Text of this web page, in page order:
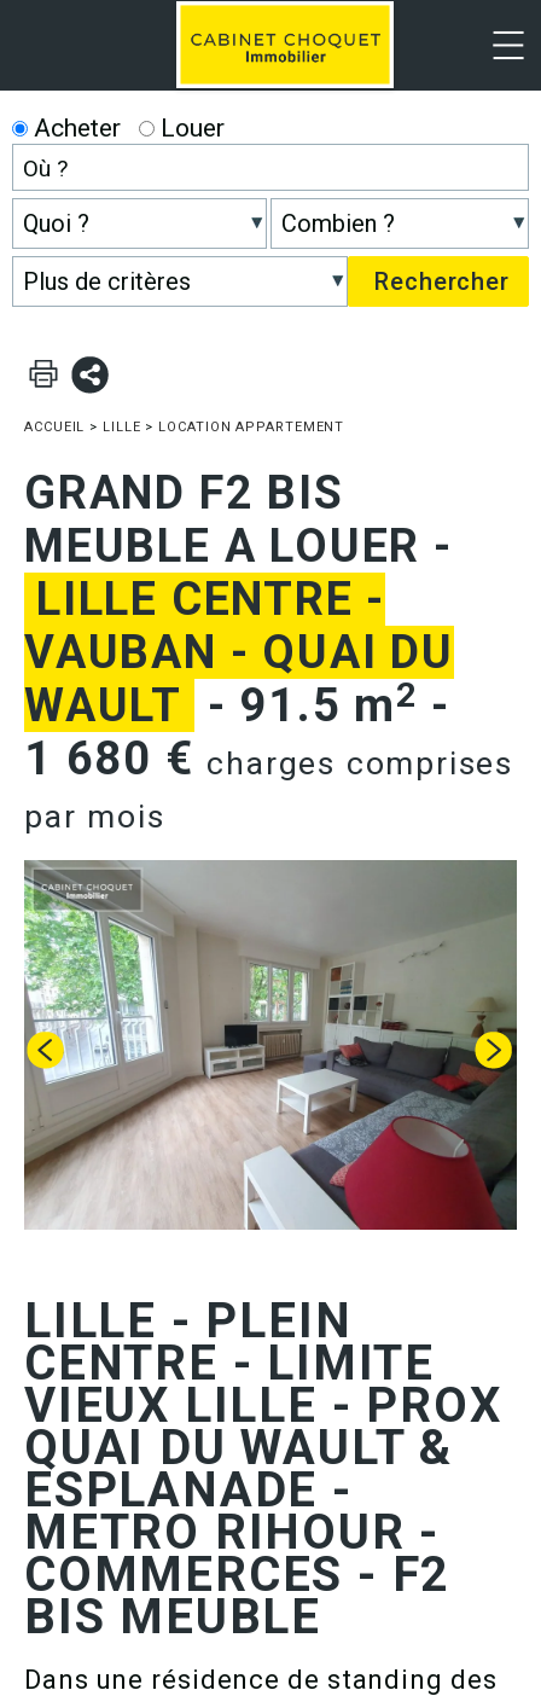
Acheter Louer
ACCUEIL > LILLE > LOCATION APPARTEMENT
GRAND F2 BIS
MEUBLE A LOUER -
LILLE CENTRE -
VAUBAN - QUAI DU
WAULT - 91.5 m2 -
1 680 € charges comprises
par mois
LILLE - PLEIN
CENTRE - LIMITE
VIEUX LILLE - PROX
QUAI DU WAULT &
ESPLANADE -
METRO RIHOUR -
COMMERCES - F2
BIS MEUBLE
Dans une résidence de standing des